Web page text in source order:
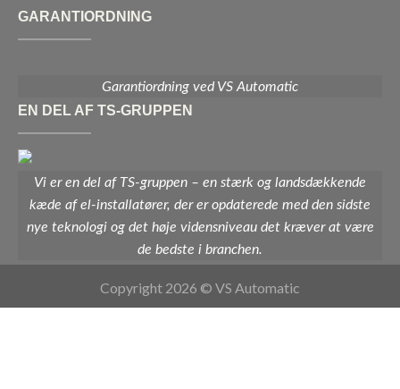
GARANTIORDNING
Garantiordning ved VS Automatic
EN DEL AF TS-GRUPPEN
Vi er en del af TS-gruppen – en stærk og landsdækkende
kæde af el-installatører, der er opdaterede med den sidste
nye teknologi og det høje vidensniveau det kræver at være
de bedste i branchen.
Copyright 2026 © VS Automatic